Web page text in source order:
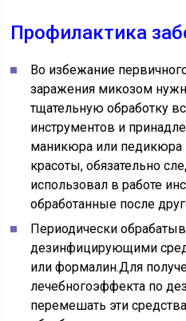
Профилактика
Во избежание
заражения микозом
тщательную обработку
инструментов и
маникюра или педикюра
красоты, обязательно
использовал в работе
обработанные после
Периодически
дезинфицирующими
или формалин.Для
лечебногоэффекта по
перемешать эти